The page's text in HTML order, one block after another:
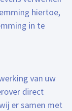
hiertoe,
in te
van uw
direct
er samen met